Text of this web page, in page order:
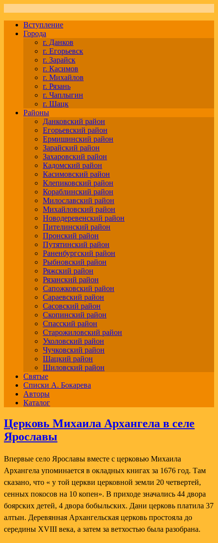
Вступление
Города
г. Данков
г. Егорьевск
г. Зарайск
г. Касимов
г. Михайлов
г. Рязань
г. Чаплыгин
г. Шацк
Районы
Данковский район
Егорьевский район
Ермишинский район
Зарайский район
Захаровский район
Кадомский район
Касимовский район
Клепиковский район
Кораблинский район
Милославский район
Михайловский район
Новодеревенский район
Пителинский район
Пронский район
Путятинский район
Раненбургский район
Рыбновский район
Ряжский район
Рязанский район
Сапожковский район
Сараевский район
Сасовский район
Скопинский район
Спасский район
Старожиловский район
Ухоловский район
Чучковский район
Шацкий район
Шиловский район
Святые
Списки А. Бокарева
Авторы
Каталог
Церковь Михаила Архангела в селе
Ярославы
Впервые село Ярославы вместе с церковью Михаила
Архангела упоминается в окладных книгах за 1676 год. Там
сказано, что « у той церкви церковной земли 20 четвертей,
сенных покосов на 10 копен». В приходе значались 44 двора
боярских детей, 4 двора бобыльских. Дани церковь платила 37
алтын. Деревянная Архангельская церковь простояла до
середины XVIII века, а затем за ветхостью была разобрана.